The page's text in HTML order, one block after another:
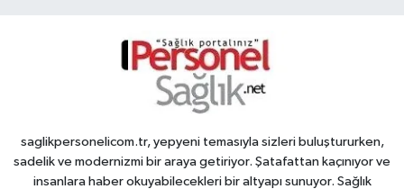
saglikpersonelicom.tr, yepyeni temasıyla sizleri buluştururken,
sadelik ve modernizmi bir araya getiriyor. Şatafattan kaçınıyor ve
insanlara haber okuyabilecekleri bir altyapı sunuyor. Sağlık